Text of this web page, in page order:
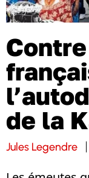
de la
Jules Legendre